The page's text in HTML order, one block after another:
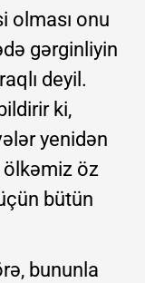
olması onu
gərginliyin
deyil.
ki,
yenidən
ölkəmiz öz
bütün
bununla